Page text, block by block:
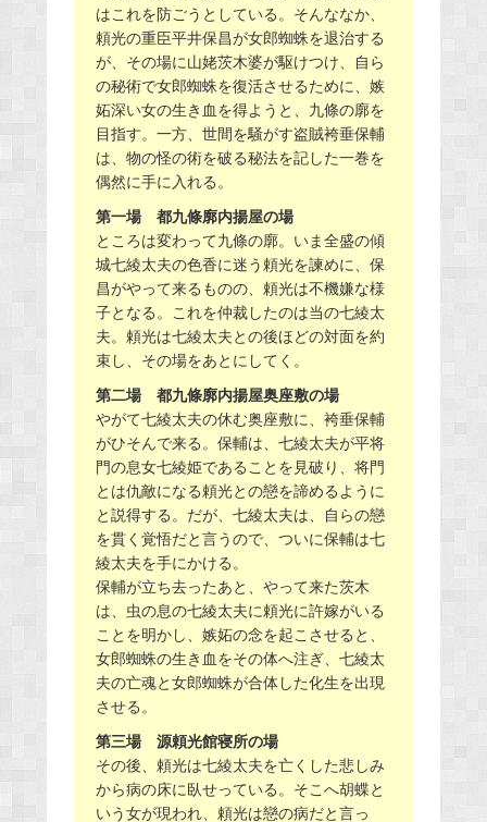
はこれを防ごうとしている。そんななか、
頼光の重臣平井保昌が女郎蜘蛛を退治する
が、その場に山姥茨木婆が駆けつけ、自ら
の秘術で女郎蜘蛛を復活させるために、嫉
妬深い女の生き血を得ようと、九條の廓を
目指す。一方、世間を騒がす盗賊袴垂保輔
は、物の怪の術を破る秘法を記した一巻を
偶然に手に入れる。
第一場 都九條廓内揚屋の場
ところは変わって九條の廓。いま全盛の傾
城七綾太夫の色香に迷う頼光を諫めに、保
昌がやって来るものの、頼光は不機嫌な様
子となる。これを仲裁したのは当の七綾太
夫。頼光は七綾太夫との後ほどの対面を約
束し、その場をあとにしてく。
第二場 都九條廓内揚屋奥座敷の場
やがて七綾太夫の休む奥座敷に、袴垂保輔
がひそんで来る。保輔は、七綾太夫が平将
門の息女七綾姫であることを見破り、将門
とは仇敵になる頼光との戀を諦めるように
と説得する。だが、七綾太夫は、自らの戀
を貫く覚悟だと言うので、ついに保輔は七
綾太夫を手にかける。
保輔が立ち去ったあと、やって来た茨木
は、虫の息の七綾太夫に頼光に許嫁がいる
ことを明かし、嫉妬の念を起こさせると、
女郎蜘蛛の生き血をその体へ注ぎ、七綾太
夫の亡魂と女郎蜘蛛が合体した化生を出現
させる。
第三場 源頼光館寝所の場
その後、頼光は七綾太夫を亡くした悲しみ
から病の床に臥せっている。そこへ胡蝶と
いう女が現われ、頼光は戀の病だと言っ